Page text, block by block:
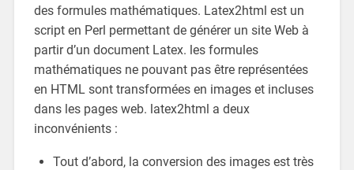
des formules mathématiques. Latex2html est un
script en Perl permettant de générer un site Web à
partir d’un document Latex. les formules
mathématiques ne pouvant pas être représentées
en HTML sont transformées en images et incluses
dans les pages web. latex2html a deux
inconvénients :
Tout d’abord, la conversion des images est très